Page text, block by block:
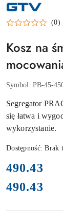
NAZWA
PRODUCENTA:
GTV
(0)
Kosz na
Symbol: PB-45-
Segregator
się łatwa i
wykorzystanie.
Dostępność:Brak
cena:
490.43
Cena:
490.43